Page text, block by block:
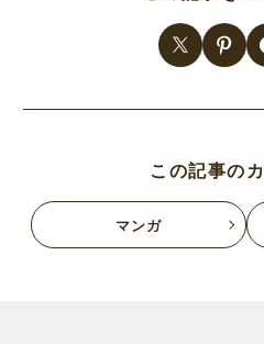
この記事の
マンガ